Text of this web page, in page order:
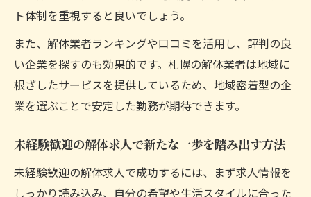
ト体制を重視すると良いでしょう。
また、解体業者ランキングや口コミを活用し、評判の良
い企業を探すのも効果的です。札幌の解体業者は地域に
根ざしたサービスを提供しているため、地域密着型の企
業を選ぶことで安定した勤務が期待できます。
未経験歓迎の解体求人で新たな一歩を踏み出す方法
未経験歓迎の解体求人で成功するには、まず求人情報を
しっかり読み込み、自分の希望や生活スタイルに合った